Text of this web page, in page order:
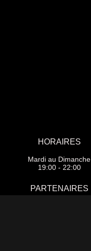
HORAIRES
Mardi au Dimanche
19:00 - 22:00
PARTENAIRES